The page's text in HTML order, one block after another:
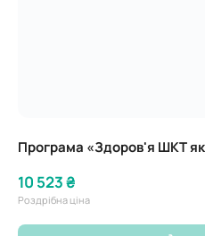
Програма «Здоров'я ШКТ
10 523 ₴
Роздрібна ціна